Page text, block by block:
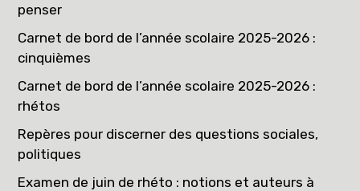
penser
Carnet de bord de l’année scolaire 2025-2026 :
cinquièmes
Carnet de bord de l’année scolaire 2025-2026 :
rhétos
Repères pour discerner des questions sociales,
politiques
Examen de juin de rhéto : notions et auteurs à